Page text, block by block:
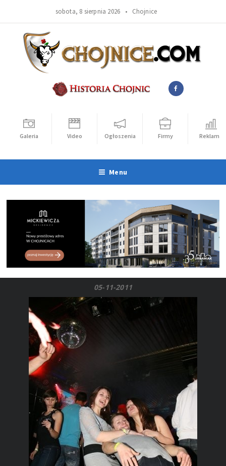
sobota, 8 sierpnia 2026 • Chojnice
Galeria Video Ogłoszenia Firmy Reklama
Menu
05-11-2011